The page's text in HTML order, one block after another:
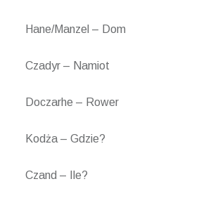
Hane/Manzel – Dom
Czadyr – Namiot
Doczarhe – Rower
Kodża – Gdzie?
Czand – Ile?